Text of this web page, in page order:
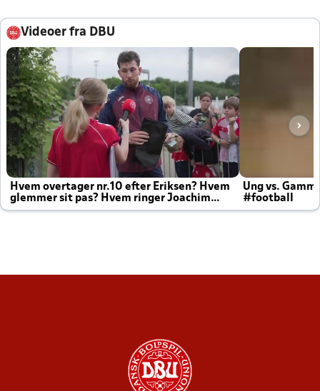
Videoer fra DBU
Hvem overtager nr.10 efter Eriksen? Hvem
glemmer sit pas? Hvem ringer Joachim
altid til efter kampe?
Ung vs.
#football